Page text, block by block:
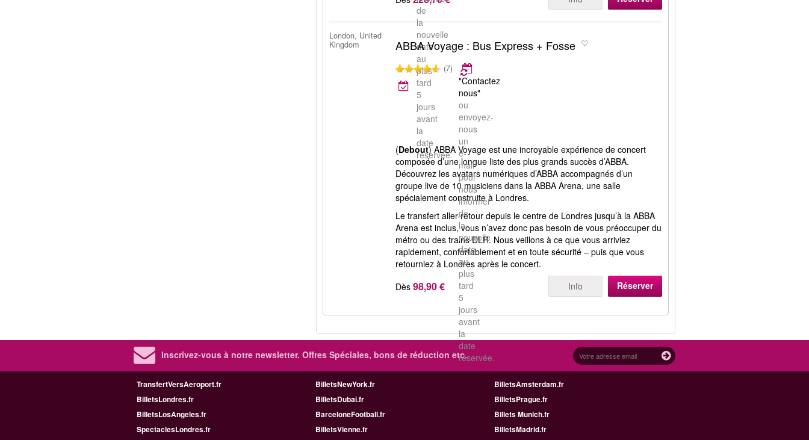
de
la
nouvelle
date
au
plus
tard
5
jours
avant
la
date
réservée.
London, United
Kingdom
ABBA Voyage : Bus Express + Fosse
(7)
"Contactez
nous"
ou
envoyez-
nous
un
e-
mail
pour
nous
informer
de
la
nouvelle
date
au
plus
tard
5
jours
avant
la
date
réservée.
(Debout) ABBA Voyage est une incroyable expérience de concert
composée d’une longue liste des plus grands succès d’ABBA.
Découvrez les avatars numériques d’ABBA accompagnés d’un
groupe live de 10 musiciens dans la ABBA Arena, une salle
spécialement construite à Londres.
Le transfert aller-retour depuis le centre de Londres jusqu’à la ABBA
Arena est inclus, vous n’avez donc pas besoin de vous préoccuper du
métro ou des trains DLR. Nous veillons à ce que vous arriviez
rapidement, confortablement et en toute sécurité – puis que vous
retourniez à Londres après le concert.
Dès 98,90 € Info Réserver
Inscrivez-vous à notre newsletter. Offres Spéciales, bons de réduction etc.
TransfertVersAeroport.fr BilletsNewYork.fr
BilletsAmsterdam.fr
BilletsLondres.fr
BilletsDubai.fr
BilletsPrague.fr
BilletsLosAngeles.fr
BarceloneFootball.fr
Billets Munich.fr
SpectaclesLondres.fr
BilletsVienne.fr
BilletsMadrid.fr